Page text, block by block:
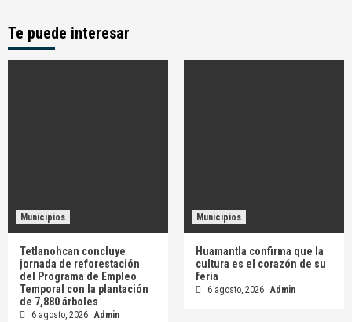
Te puede interesar
Municipios
Tetlanohcan concluye
jornada de reforestación
del Programa de Empleo
Temporal con la plantación
de 7,880 árboles
6 agosto, 2026 Admin
Municipios
Huamantla confirma que la
cultura es el corazón de su
feria
6 agosto, 2026 Admin